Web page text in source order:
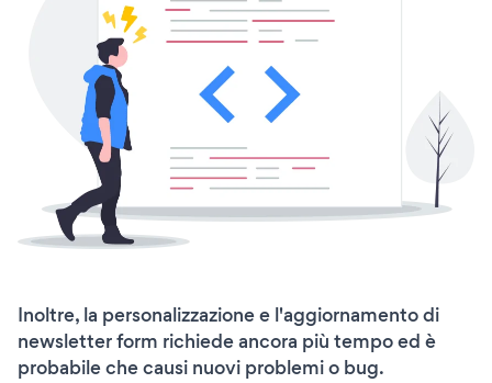
Inoltre, la personalizzazione e l'aggiornamento di
newsletter form richiede ancora più tempo ed è
probabile che causi nuovi problemi o bug.